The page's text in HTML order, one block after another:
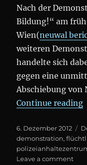
Nach der
Bildung!“ am
Wien(neuwal
weiteren
handelte sich
gegen eine
Abschiebung von
Continue reading
Posted
on
6. Dezember 2012
demonstration,
Leave a commenton